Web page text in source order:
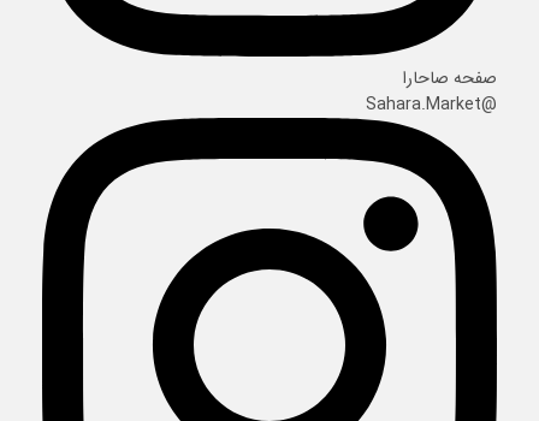
صفحه صاحارا
@Sahara.Market